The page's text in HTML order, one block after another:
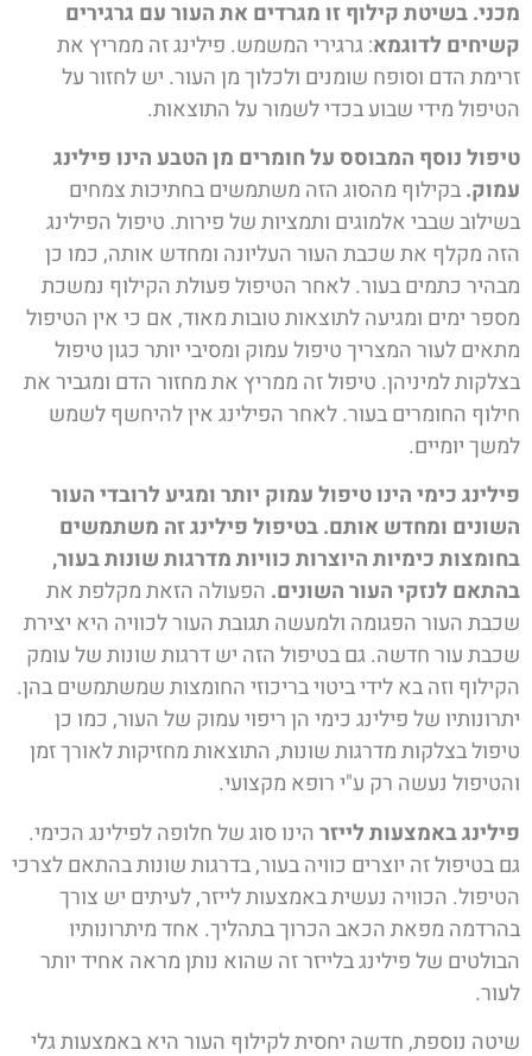
מכני. בשיטת קילוף זו מגרדים את העור עם גרגירים
קשיחים לדוגמא: גרגירי המשמש. פילינג זה ממריץ את
זרימת הדם וסופח שומנים ולכלוך מן העור. יש לחזור על
הטיפול מידי שבוע בכדי לשמור על התוצאות.
טיפול נוסף המבוסס על חומרים מן הטבע הינו פילינג
עמוק.בקילוף מהסוג הזה משתמשים בחתיכות צמחים
בשילוב שבבי אלמוגים ותמציות של פירות. טיפול הפילינג
הזה מקלף את שכבת העור העליונה ומחדש אותה, כמו כן
מבהיר כתמים בעור. לאחר הטיפול פעולת הקילוף נמשכת
מספר ימים ומגיעה לתוצאות טובות מאוד, אם כי אין הטיפול
מתאים לעור המצריך טיפול עמוק ומסיבי יותר כגון טיפול
בצלקות למיניהן. טיפול זה ממריץ את מחזור הדם ומגביר את
חילוף החומרים בעור. לאחר הפילינג אין להיחשף לשמש
למשך יומיים.
פילינג כימי הינו טיפול עמוק יותר ומגיע לרובדי העור
השונים ומחדש אותם. בטיפול פילינג זה משתמשים
בחומצות כימיות היוצרות כוויות מדרגות שונות בעור,
בהתאם לנזקי העור השונים.הפעולה הזאת מקלפת את
שכבת העור הפגומה ולמעשה תגובת העור לכוויה היא יצירת
שכבת עור חדשה. גם בטיפול הזה יש דרגות שונות של עומק
הקילוף וזה בא לידי ביטוי בריכוזי החומצות שמשתמשים בהן.
יתרונותיו של פילינג כימי הן ריפוי עמוק של העור, כמו כן
טיפול בצלקות מדרגות שונות, התוצאות מחזיקות לאורך זמן
והטיפול נעשה רק ע"י רופא מקצועי.
פילינג באמצעות לייזרהינו סוג של חלופה לפילינג הכימי.
גם בטיפול זה יוצרים כוויה בעור, בדרגות שונות בהתאם לצרכי
הטיפול. הכוויה נעשית באמצעות לייזר, לעיתים יש צורך
בהרדמה מפאת הכאב הכרוך בתהליך. אחד מיתרונותיו
הבולטים של פילינג בלייזר זה שהוא נותן מראה אחיד יותר
לעור.
שיטה נוספת, חדשה יחסית לקילוף העור היא באמצעות גלי